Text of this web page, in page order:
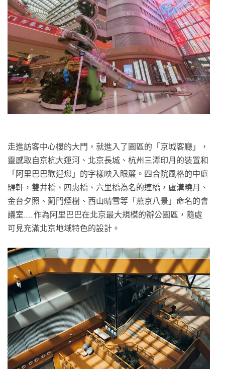
走進訪客中心樓的大門，就進入了園區的「京城客廳」，
靈感取自京杭大運河、北京長城、杭州三潭印月的裝置和
「阿里巴巴歡迎您」的字樣映入眼簾。四合院風格的中庭
驛軒，雙井橋、四惠橋、六里橋為名的連橋，盧溝曉月、
金台夕照、薊門煙樹、西山晴雪等「燕京八景」命名的會
議室……作為阿里巴巴在北京最大規模的辦公園區，隨處
可見充滿北京地域特色的設計。